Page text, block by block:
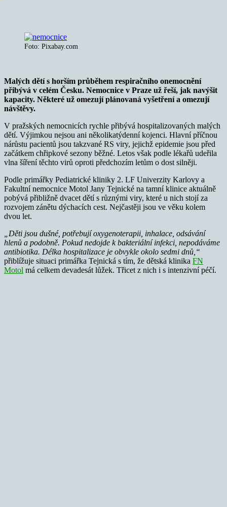
Foto: Pixabay.com
Malých dětí s horším průběhem respiračního onemocnění
přibývá v celém Česku. Nemocnice v Praze už řeší, jak navýšit
kapacity. Některé už omezují plánovaná vyšetření a omezují
návštěvy.
V pražských nemocnicích rychle přibývá hospitalizovaných malých
dětí. Výjimkou nejsou ani několikatýdenní kojenci. Hlavní příčnou
nárůstu pacientů jsou takzvané RS viry, jejichž epidemie jsou před
začátkem chřipkové sezony běžné. Letos však podle lékařů udeřila
vlna šíření těchto virů oproti předchozím letům o dost silněji.
Podle primářky Pediatrické kliniky 2. LF Univerzity Karlovy a
Fakultní nemocnice Motol Jany Tejnické na tamní klinice aktuálně
pobývá přibližně dvacet dětí s různými viry, které u nich stojí za
rozvojem zánětu dýchacích cest. Nejčastěji jsou ve věku kolem
dvou let.
„Děti jsou dušné, potřebují oxygenoterapii, inhalace, odsávání
hlenů a podobně. Pokud nedojde k bakteriální infekci, nepodáváme
antibiotika. Délka hospitalizace je obvykle okolo sedmi dnů,“
přiblížuje situaci primářka Tejnická s tím, že dětská klinika FN
Motol má celkem devadesát lůžek. Třicet z nich i s intenzivní péčí.